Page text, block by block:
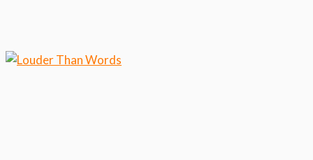
Klik hier als je meer wilt weten over ons